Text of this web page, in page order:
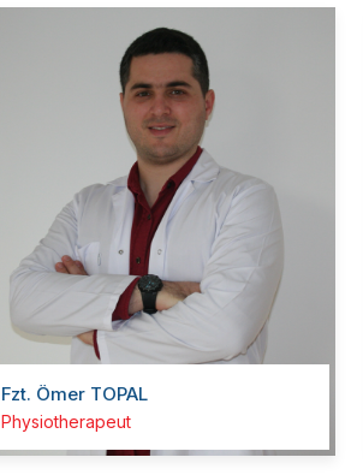
Fzt. Ömer TOPAL
Physiotherapeut